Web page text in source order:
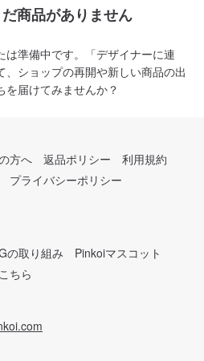
商品がありません
は準備中です。「デザイナーに連
ショップの再開や新しい商品の出
届けてみませんか？
方へ 返品ポリシー
利用規約
プライバシーポリシー
の取り組み
Pinkoiマスコット
ちら